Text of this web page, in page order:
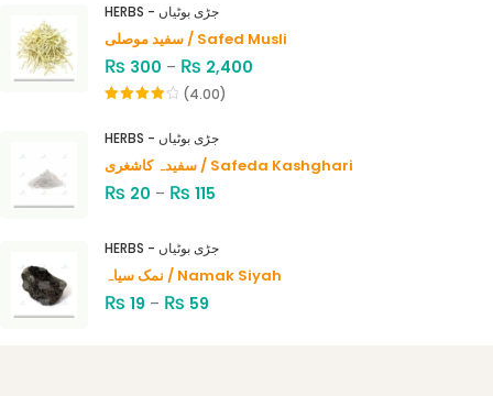
HERBS - جڑی بوٹیاں
سفید موصلی / Safed Musli
₨ 300 – ₨ 2,400
of 5
(4.00)
HERBS - جڑی بوٹیاں
سفیدہ کاشغری / Safeda Kashghari
₨ 20 – ₨ 115
HERBS - جڑی بوٹیاں
نمک سیاہ / Namak Siyah
₨ 19 – ₨ 59